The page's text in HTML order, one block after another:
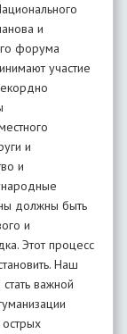
и
форума
участие
и
и
должны быть
и
Этот процесс
Наш
важной